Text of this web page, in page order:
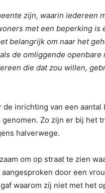
zijn, waarin iedereen
met een beperking
belangrijk om naar het
de omliggende
die dat zou willen,
de inrichting van een
Zo zijn er bij het
halverwege.
om op straat te zien
door een
waarom zij niet met het